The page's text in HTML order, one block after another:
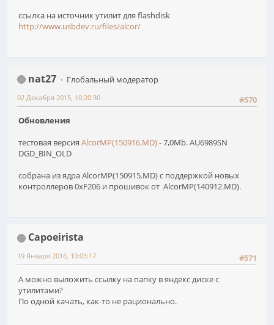
ссылка на источник утилит для flashdisk
http://www.usbdev.ru/files/alcor/
nat27
Глобальный модератор
#570
02 Декабря 2015, 10:20:30
Обновления
тестовая версия AlcorMP(150916.MD)- 7,0Mb. AU6989SN
DGD_BIN_OLD
собрана из ядра AlcorMP(150915.MD) с поддержкой новых
контроллеров 0xF206 и прошивок от AlcorMP(140912.MD).
Capoeirista
#571
19 Января 2016, 10:03:17
А можно выложить ссылку на папку в яндекс диске с
утилитами?
По одной качать, как-то не рационально.